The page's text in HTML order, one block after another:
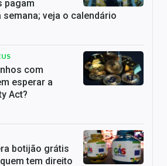
pagam
semana; veja o calendário
com
esperar a
Act?
botijão grátis
tem direito